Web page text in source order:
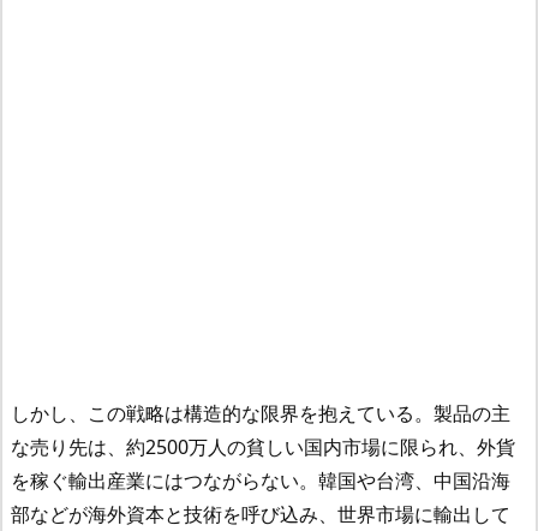
しかし、この戦略は構造的な限界を抱えている。製品の主
な売り先は、約2500万人の貧しい国内市場に限られ、外貨
を稼ぐ輸出産業にはつながらない。韓国や台湾、中国沿海
部などが海外資本と技術を呼び込み、世界市場に輸出して